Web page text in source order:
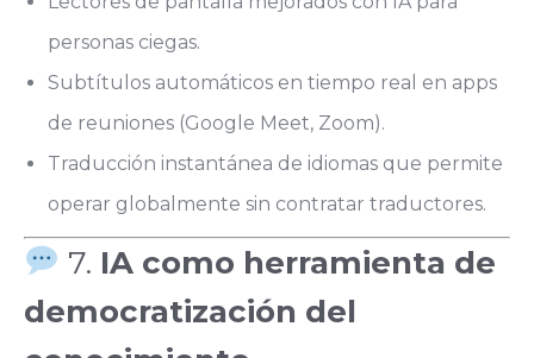
personas ciegas.
Subtítulos automáticos en tiempo real en apps
de reuniones (Google Meet, Zoom).
Traducción instantánea de idiomas que permite
operar globalmente sin contratar traductores.
7. IA como herramienta de
democratización del